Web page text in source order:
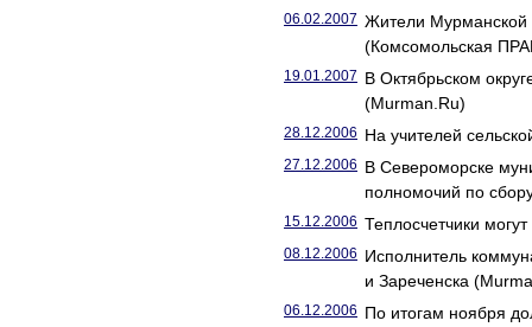
06.02.2007 Жители Мурманской
(Комсомольская
19.01.2007 В Октябрьском
(Murman.Ru)
28.12.2006 На учителей
27.12.2006 В Североморске
полномочий по
15.12.2006 Теплосчетчики
08.12.2006 Исполнитель
и Зареченска
06.12.2006 По итогам ноября